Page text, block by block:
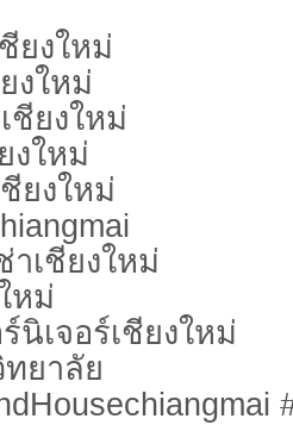
ยงใหม่
งใหม่
ชียงใหม่
งใหม่
ยงใหม่
าเชียงใหม่
หม่
นิเจอร์เชียงใหม่
ยาลัย